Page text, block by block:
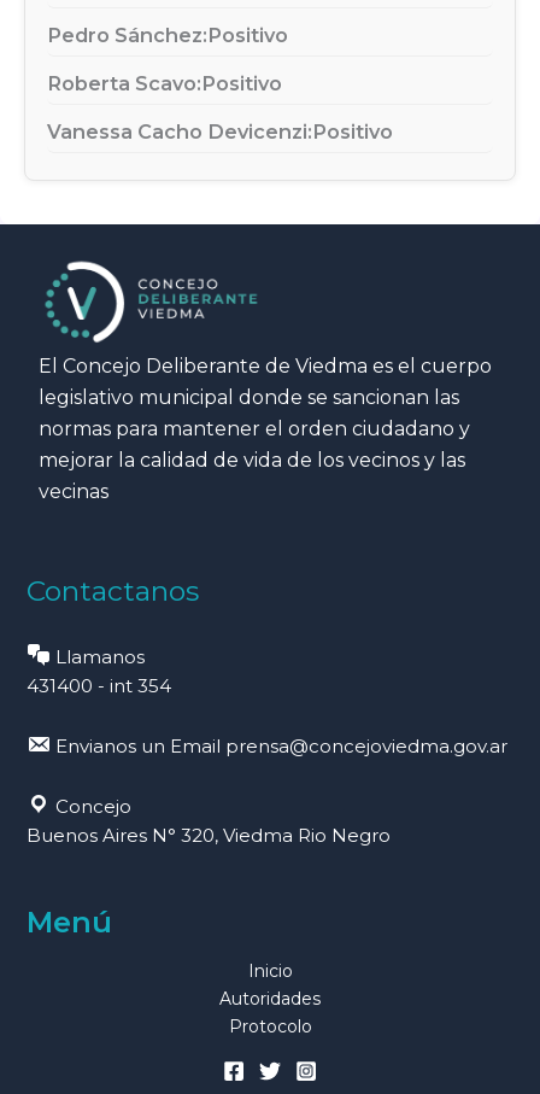
Pedro Sánchez:Positivo
Roberta Scavo:Positivo
Vanessa Cacho Devicenzi:Positivo
El Concejo Deliberante de Viedma es el cuerpo
legislativo municipal donde se sancionan las
normas para mantener el orden ciudadano y
mejorar la calidad de vida de los vecinos y las
vecinas
Contactanos
Llamanos
431400 - int 354
Envianos un Email prensa@concejoviedma.gov.ar
Concejo
Buenos Aires N° 320, Viedma Rio Negro
Menú
Inicio
Autoridades
Protocolo